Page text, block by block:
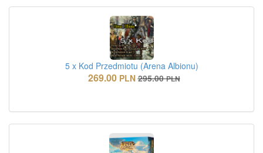
5 x Kod Przedmiotu (Arena Albionu)
269.00 PLN 295.00 PLN